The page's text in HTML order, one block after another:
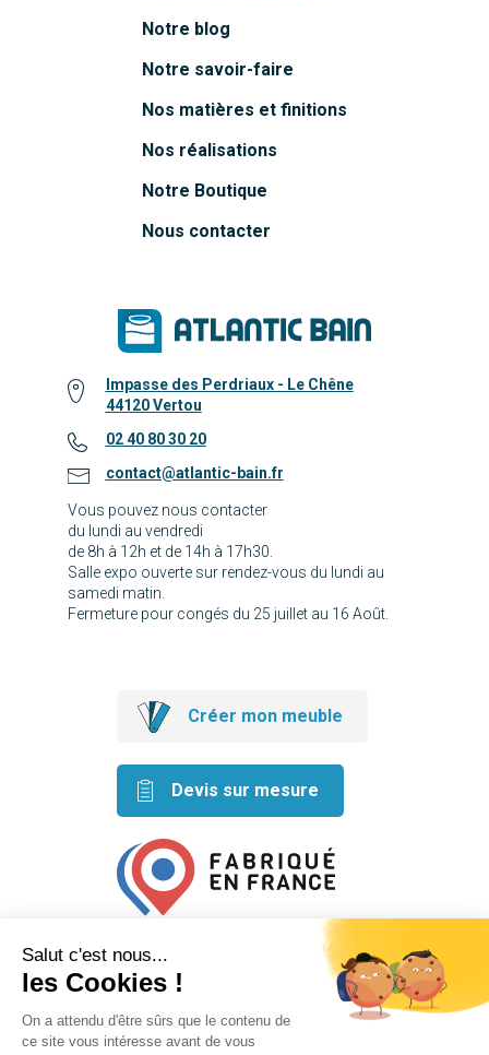
Notre blog
Notre savoir-faire
Nos matières et finitions
Nos réalisations
Notre Boutique
Nous contacter
Impasse des Perdriaux - Le Chêne
44120 Vertou
02 40 80 30 20
contact@atlantic-bain.fr
Vous pouvez nous contacter
du lundi au vendredi
de 8h à 12h et de 14h à 17h30.
Salle expo ouverte sur rendez-vous du lundi au
samedi matin.
Fermeture pour congés du 25 juillet au 16 Août.
Créer mon meuble
Devis sur mesure
Retrouvez nos idées créatives
sur les réseaux